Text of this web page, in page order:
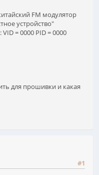
FM модулятор
устройство"
= 0000 PID = 0000
для прошивки и какая
#1